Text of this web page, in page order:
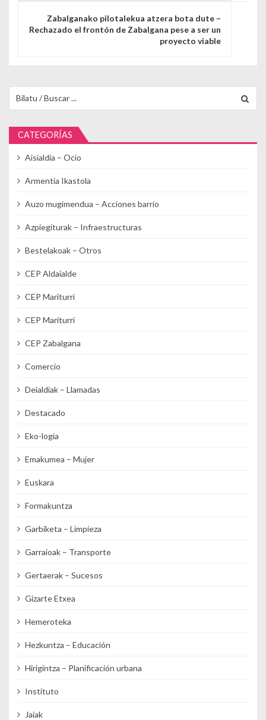
Zabalganako pilotalekua atzera bota dute –
Rechazado el frontón de Zabalgana pese a ser un
proyecto viable
CATEGORÍAS
Aisialdia – Ocio
Armentia Ikastola
Auzo mugimendua – Acciones barrio
Azpiegiturak – Infraestructuras
Bestelakoak – Otros
CEP Aldaialde
CEP Mariturri
CEP Mariturri
CEP Zabalgana
Comercio
Deialdiak – Llamadas
Destacado
Eko-logia
Emakumea – Mujer
Euskara
Formakuntza
Garbiketa – Limpieza
Garraioak – Transporte
Gertaerak – Sucesos
Gizarte Etxea
Hemeroteka
Hezkuntza – Educación
Hirigintza – Planificación urbana
Instituto
Jaiak